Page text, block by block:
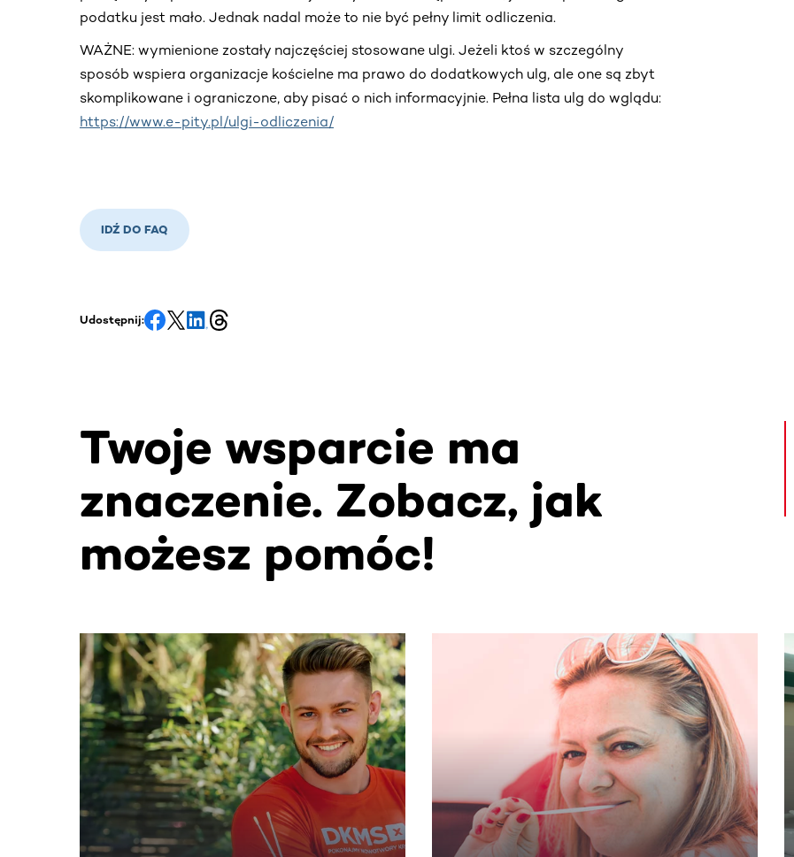
podatku jest mało. Jednak nadal może to nie być pełny limit odliczenia.
WAŻNE: wymienione zostały najczęściej stosowane ulgi. Jeżeli ktoś w szczególny
sposób wspiera organizacje kościelne ma prawo do dodatkowych ulg, ale one są zbyt
skomplikowane i ograniczone, aby pisać o nich informacyjnie. Pełna lista ulg do wglądu:
https://www.e-pity.pl/ulgi-odliczenia/
IDŹ DO FAQ
Udostępnij:
Twoje wsparcie ma
znaczenie. Zobacz, jak
możesz pomóc!
Ta sekcja zawiera treści przewijane w poziomie. Użyj klawisza Tab lub przesuń palcem, aby zobaczyć więcej.